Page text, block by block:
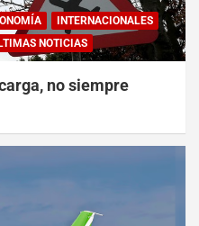
INTERNACIONALES
NOTICIAS
no siempre